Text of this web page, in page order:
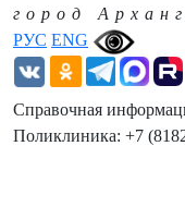
РУС ENG
город
Справочная
Поликлиника: +7